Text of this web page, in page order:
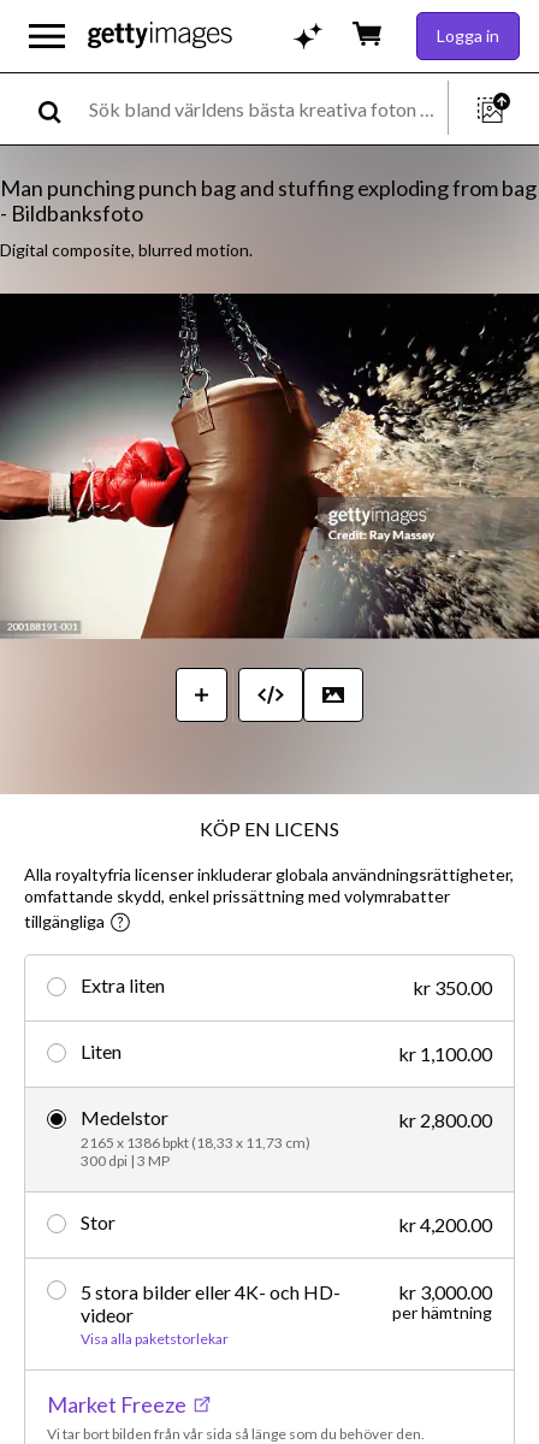
Logga in
Man punching punch bag and stuffing exploding from bag
- Bildbanksfoto
Digital composite, blurred motion.
KÖP EN LICENS
Alla royaltyfria licenser inkluderar globala användningsrättigheter,
omfattande skydd, enkel prissättning med volymrabatter
tillgängliga
Extra liten kr 350.00
Liten kr 1,100.00
Medelstor
2165 x 1386 bpkt (18,33 x 11,73 cm)
300 dpi | 3 MP
kr 2,800.00
Stor kr 4,200.00
5 stora bilder eller 4K- och HD-
videor
Visa alla paketstorlekar
kr 3,000.00
per hämtning
Market Freeze
Vi tar bort bilden från vår sida så länge som du behöver den.